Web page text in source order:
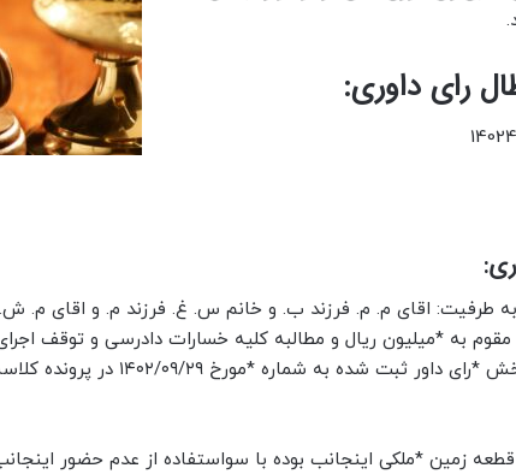
رای داوری:
اقای م. م. فرزند ب. و خانم س. غ. فرزند م. و اقای م. ش.
مقوم به *میلیون ریال و مطالبه کلیه خسارات دادرسی و توقف
صادر شده در پرونده کلاسه *دادگاه عمومی
زمین *ملکی اینجانب بوده با سواستفاده از عدم حضور